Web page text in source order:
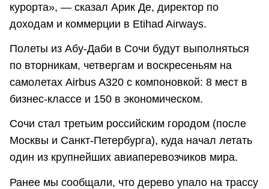
курорта», — сказал Арик Де, директор по
доходам и коммерции в Etihad Airways.
Полеты из Абу-Даби в Сочи будут выполняться
по вторникам, четвергам и воскресеньям на
самолетах Airbus A320 с компоновкой: 8 мест в
бизнес-классе и 150 в экономическом.
Сочи стал третьим российским городом (после
Москвы и Санкт-Петербурга), куда начал летать
один из крупнейших авиаперевозчиков мира.
Ранее мы сообщали, что дерево упало на трассу